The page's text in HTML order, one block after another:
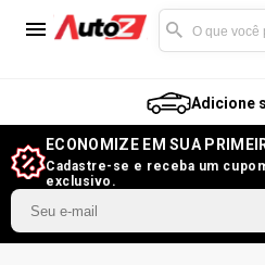
Adicione
ECONOMIZE EM SUA
Cadastre-se e receba um
exclusivo.